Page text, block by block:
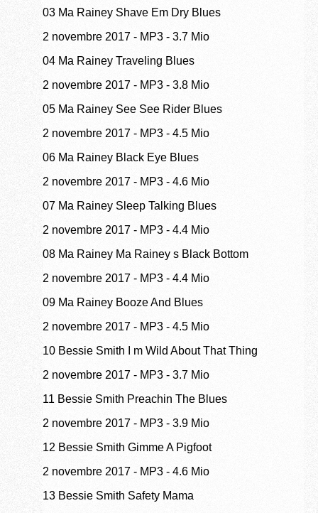
03 Ma Rainey Shave Em Dry Blues
2 novembre 2017 - MP3 - 3.7 Mio
04 Ma Rainey Traveling Blues
2 novembre 2017 - MP3 - 3.8 Mio
05 Ma Rainey See See Rider Blues
2 novembre 2017 - MP3 - 4.5 Mio
06 Ma Rainey Black Eye Blues
2 novembre 2017 - MP3 - 4.6 Mio
07 Ma Rainey Sleep Talking Blues
2 novembre 2017 - MP3 - 4.4 Mio
08 Ma Rainey Ma Rainey s Black Bottom
2 novembre 2017 - MP3 - 4.4 Mio
09 Ma Rainey Booze And Blues
2 novembre 2017 - MP3 - 4.5 Mio
10 Bessie Smith I m Wild About That Thing
2 novembre 2017 - MP3 - 3.7 Mio
11 Bessie Smith Preachin The Blues
2 novembre 2017 - MP3 - 3.9 Mio
12 Bessie Smith Gimme A Pigfoot
2 novembre 2017 - MP3 - 4.6 Mio
13 Bessie Smith Safety Mama